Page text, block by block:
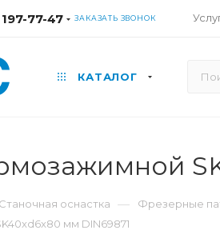
77-47 ЗАКАЗАТЬ ЗВОНОК
КАТАЛОГ
Станочная оснастка — Фрезерные
мм DIN69871